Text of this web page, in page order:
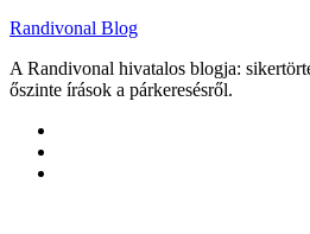
Randivonal Blog
A Randivonal hivatalos blogja:
őszinte írások a párkeresésről.